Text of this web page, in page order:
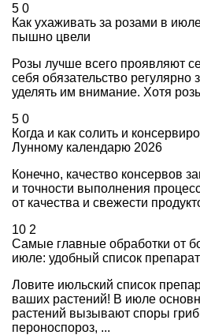
5 0
Как ухаживать за розами в
пышно цвели
Розы лучше всего проявляют
себя обязательство регулярно
уделять им внимание. Хотя
5 0
Когда и как солить и
Лунному календарю 2026
Конечно, качество консервов
и точности выполнения
от качества и свежести
10 2
Самые главные обработки от
июле: удобный список
Ловите июльский список
ваших растений! В июле
растений вызывают споры
пероноспороз, ...